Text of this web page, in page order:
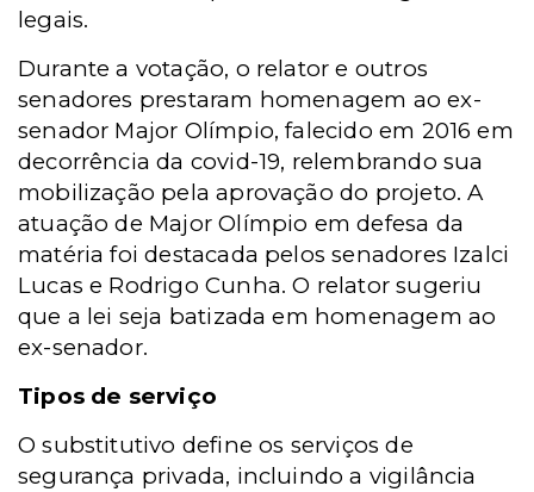
legais.
Durante a votação, o relator e outros
senadores prestaram homenagem ao ex-
senador Major Olímpio, falecido em 2016 em
decorrência da covid-19, relembrando sua
mobilização pela aprovação do projeto. A
atuação de Major Olímpio em defesa da
matéria foi destacada pelos senadores Izalci
Lucas e Rodrigo Cunha. O relator sugeriu
que a lei seja batizada em homenagem ao
ex-senador.
Tipos de serviço
O substitutivo define os serviços de
segurança privada, incluindo a vigilância